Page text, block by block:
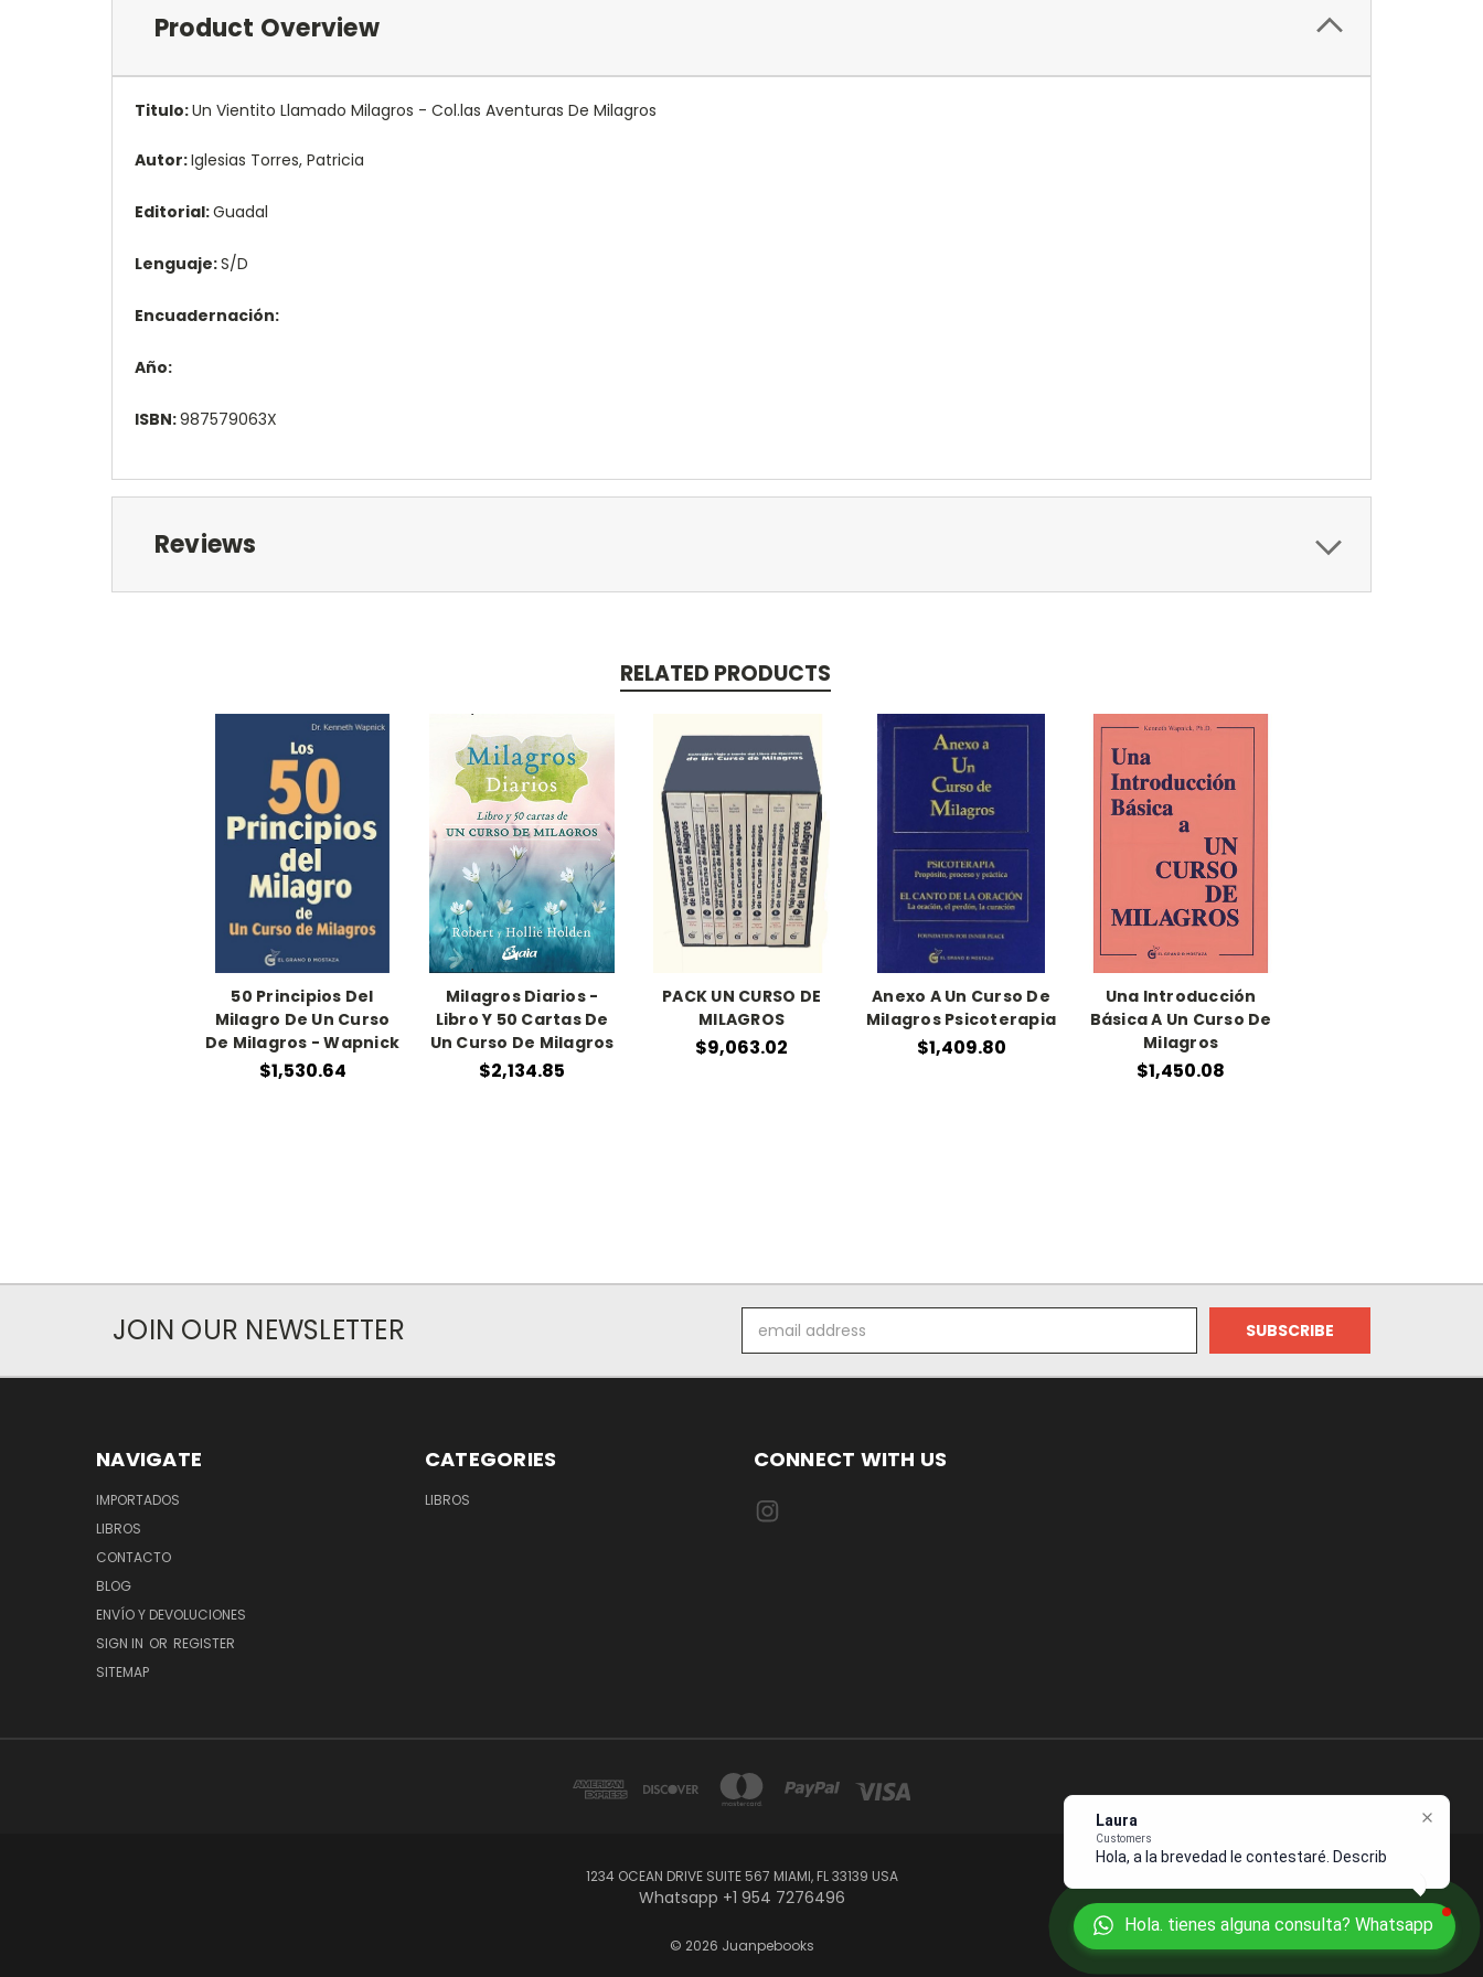
Product Overview
Titulo:Un Vientito Llamado Milagros - Col.las Aventuras De Milagros
Autor:Iglesias Torres, Patricia
Editorial:Guadal
Lenguaje:S/D
Encuadernación:
Año:
ISBN:987579063X
Reviews
RELATED PRODUCTS
50 Principios Del
Milagro De Un Curso
De Milagros - Wapnick
$1,530.64
Milagros Diarios -
Libro Y 50 Cartas De
Un Curso De Milagros
$2,134.85
PACK UN CURSO DE
MILAGROS
$9,063.02
Anexo A Un Curso De
Milagros Psicoterapia
$1,409.80
Una Introducción
Básica A Un Curso De
Milagros
$1,450.08
JOIN OUR NEWSLETTER
Address
NAVIGATE
IMPORTADOS
LIBROS
CONTACTO
BLOG
ENVÍO Y DEVOLUCIONES
SIGN IN OR REGISTER
SITEMAP
CATEGORIES
LIBROS
CONNECT WITH US
1234 OCEAN DRIVE SUITE 567 MIAMI, FL 33139 USA
Whatsapp +1 954 7276496
© 2026 Juanpebooks